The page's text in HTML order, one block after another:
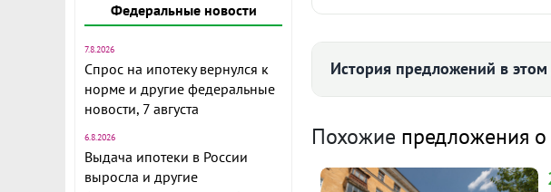
Федеральные новости
7.8.2026
Спрос на ипотеку вернулся к
норме и другие федеральные
новости, 7 августа
6.8.2026
Выдача ипотеки в России
выросла и другие
Тип сделки:
Ипотека:
Центральном микрорайоне.
собственного проживания или
востребованный
История предложений в
3-к квартира · 54.3 м² ·
Похожие предложения о